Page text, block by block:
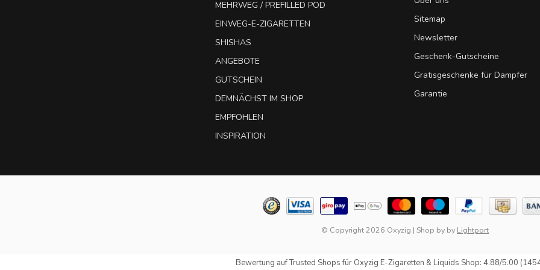
MEHRWEG / PREFILLED POD
EINWEG-E-ZIGARETTEN
SHISHAS
ANGEBOTE
GUTSCHEIN
DEMNÄCHST IM SHOP
EMPFOHLEN
INSPIRATION
Sitemap
Newsletter
Geschenk-Gutscheine
Gratisgeschenke für Dampfer
Garantie
© Copyright 2026 Oxyzig | Shop by by Lightport
Bewertung aufTrusted Shopsfür Oxyzig E-Zigaretten & Liquids Shop: 4.88/5.00